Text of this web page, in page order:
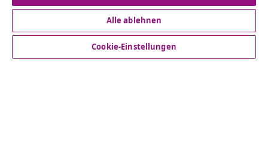
Kundenservice
Alle ablehnen
Cookie-Einstellungen